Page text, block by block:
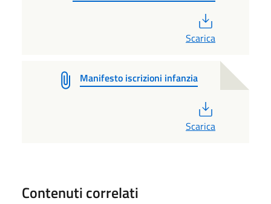
Scarica
Manifesto iscrizioni infanzia
Scarica
Contenuti correlati